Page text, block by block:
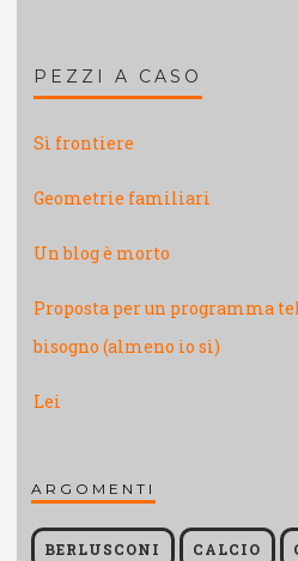
PEZZI A CASO
Sì frontiere
Geometrie familiari
Un blog è morto
Proposta per un programma
bisogno (almeno io sì)
Lei
ARGOMENTI
BERLUSCONI CALCIO